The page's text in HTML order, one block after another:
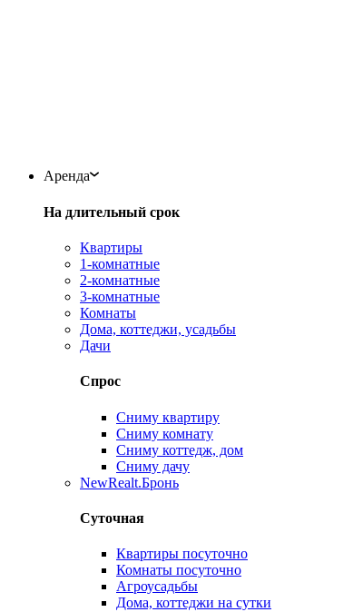
Аренда
На длительный срок
Квартиры
1-комнатные
2-комнатные
3-комнатные
Комнаты
Дома, коттеджи, усадьбы
Дачи
Спрос
Сниму квартиру
Сниму комнату
Сниму коттедж, дом
Сниму дачу
NewRealt.Бронь
Суточная
Квартиры посуточно
Комнаты посуточно
Агроусадьбы
Дома, коттеджи на сутки